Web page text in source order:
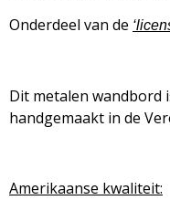
Onderdeel van de ‘
Dit metalen wandbord
handgemaakt in de
Amerikaanse kwaliteit: